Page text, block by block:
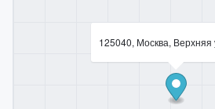
125040, Москва, Верхняя